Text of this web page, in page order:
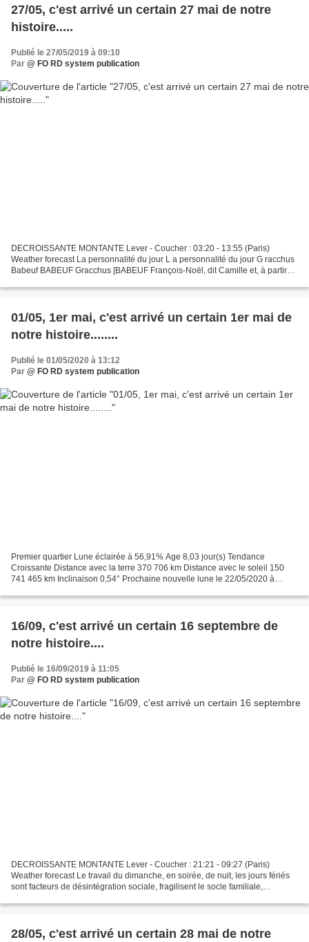
27/05, c'est arrivé un certain 27 mai de notre
histoire.....
Publié le 27/05/2019 à 09:10
Par @ FO RD system publication
DECROISSANTE MONTANTE Lever - Coucher : 03:20 - 13:55 (Paris)
Weather forecast La personnalité du jour L a personnalité du jour G racchus
Babeuf BABEUF Gracchus [BABEUF François-Noël, dit Camille et, à partir
01/05, 1er mai, c'est arrivé un certain 1er mai de
notre histoire........
Publié le 01/05/2020 à 13:12
Par @ FO RD system publication
Premier quartier Lune éclairée à 56,91% Age 8,03 jour(s) Tendance
Croissante Distance avec la terre 370 706 km Distance avec le soleil 150
741 465 km Inclinaison 0,54° Prochaine nouvelle lune le 22/05/2020 à
16/09, c'est arrivé un certain 16 septembre de
notre histoire....
Publié le 16/09/2019 à 11:05
Par @ FO RD system publication
DECROISSANTE MONTANTE Lever - Coucher : 21:21 - 09:27 (Paris)
Weather forecast Le travail du dimanche, en soirée, de nuit, les jours fériés
sont facteurs de désintégration sociale, fragilisent le socle familiale,
28/05, c'est arrivé un certain 28 mai de notre